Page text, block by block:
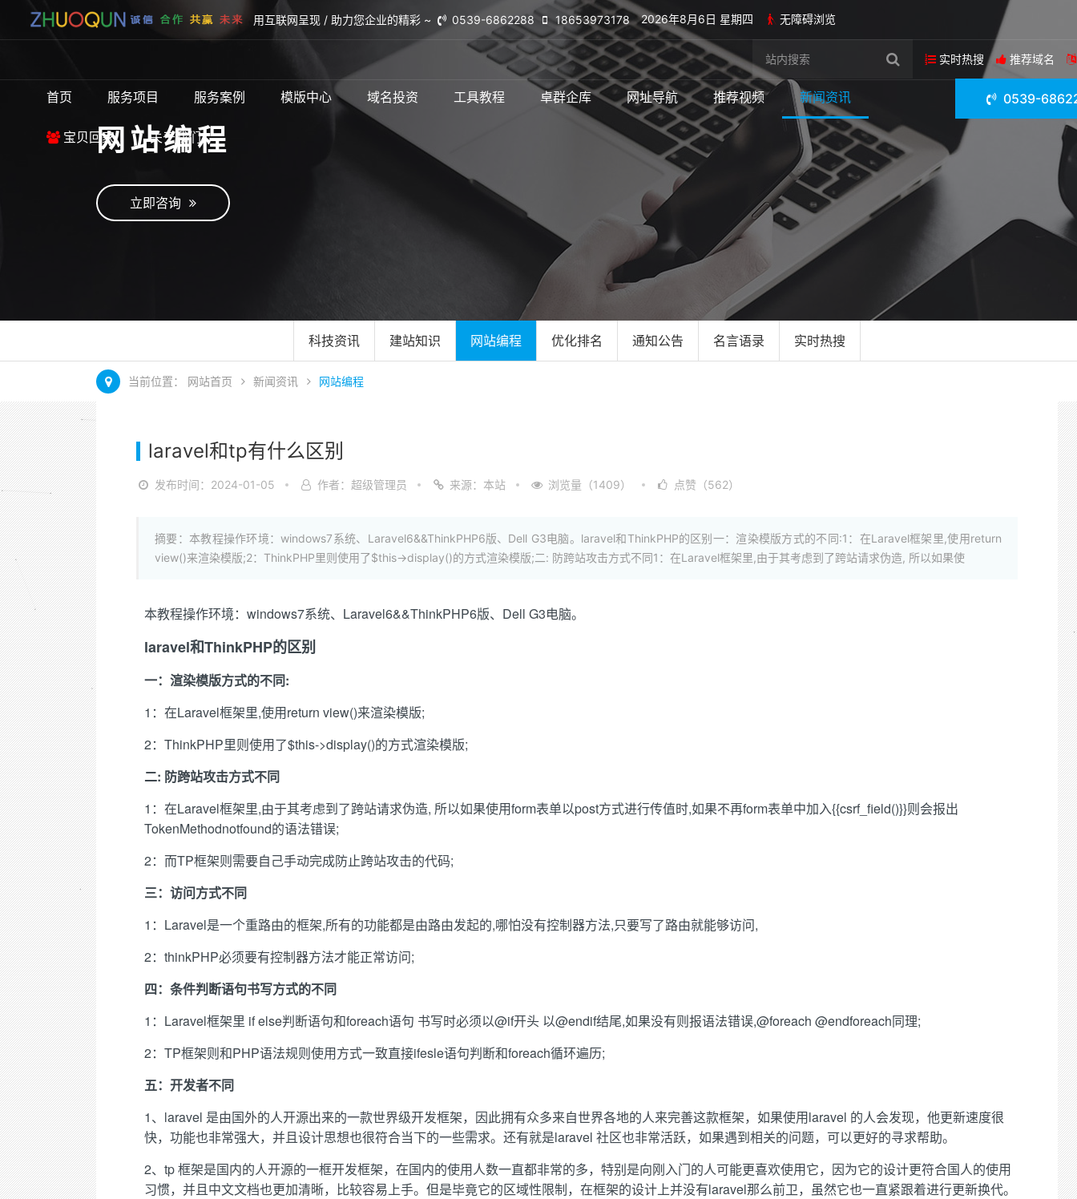
用互联网呈现 / 助力您企业的精彩 ~ 0539-6862288 18653973178 2026年8月6日 星期四 无障碍浏览
实时热搜 推荐域名
首页 服务项目 服务案例 模版中心 域名投资 工具教程 卓群企库 网址导航 推荐视频 新闻资讯
宝贝回家 关于我们
0539-
网站编程
立即咨询
科技资讯 建站知识 网站编程 优化排名 通知公告 名言语录 实时热搜
当前位置： 网站首页 新闻资讯 网站编程
laravel和tp有什么区别
发布时间：2024-01-05 作者：超级管理员 来源：本站 浏览量（1409） 点赞（562）
摘要：本教程操作环境：windows7系统、Laravel6&&ThinkPHP6版、Dell G3电脑。laravel和ThinkPHP的区别一：渲染模版方式的不同:1：在Laravel框架里,使用return
view()来渲染模版;2：ThinkPHP里则使用了$this->display()的方式渲染模版;二: 防跨站攻击方式不同1：在Laravel框架里,由于其考虑到了跨站请求伪造, 所以如果使
本教程操作环境：windows7系统、Laravel6&&ThinkPHP6版、Dell G3电脑。
laravel和ThinkPHP的区别
一：渲染模版方式的不同:
1：在Laravel框架里,使用return view()来渲染模版;
2：ThinkPHP里则使用了$this->display()的方式渲染模版;
二: 防跨站攻击方式不同
1：在Laravel框架里,由于其考虑到了跨站请求伪造, 所以如果使用form表单以post方式进行传值时,如果不再form表单中加入{{csrf_field()}}则会报出
TokenMethodnotfound的语法错误;
2：而TP框架则需要自己手动完成防止跨站攻击的代码;
三：访问方式不同
1：Laravel是一个重路由的框架,所有的功能都是由路由发起的,哪怕没有控制器方法,只要写了路由就能够访问,
2：thinkPHP必须要有控制器方法才能正常访问;
四：条件判断语句书写方式的不同
1：Laravel框架里 if else判断语句和foreach语句 书写时必须以@if开头 以@endif结尾,如果没有则报语法错误,@foreach @endforeach同理;
2：TP框架则和PHP语法规则使用方式一致直接ifesle语句判断和foreach循环遍历;
五：开发者不同
1、laravel 是由国外的人开源出来的一款世界级开发框架，因此拥有众多来自世界各地的人来完善这款框架，如果使用laravel 的人会发现，他更新速度很
快，功能也非常强大，并且设计思想也很符合当下的一些需求。还有就是laravel 社区也非常活跃，如果遇到相关的问题，可以更好的寻求帮助。
2、tp 框架是国内的人开源的一框开发框架，在国内的使用人数一直都非常的多，特别是向刚入门的人可能更喜欢使用它，因为它的设计更符合国人的使用
习惯，并且中文文档也更加清晰，比较容易上手。但是毕竟它的区域性限制，在框架的设计上并没有laravel那么前卫，虽然它也一直紧跟着进行更新换代。